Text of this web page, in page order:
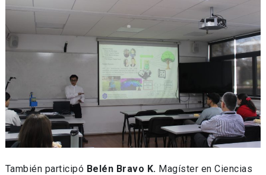
También participó Belén Bravo K. Magíster en Ciencias